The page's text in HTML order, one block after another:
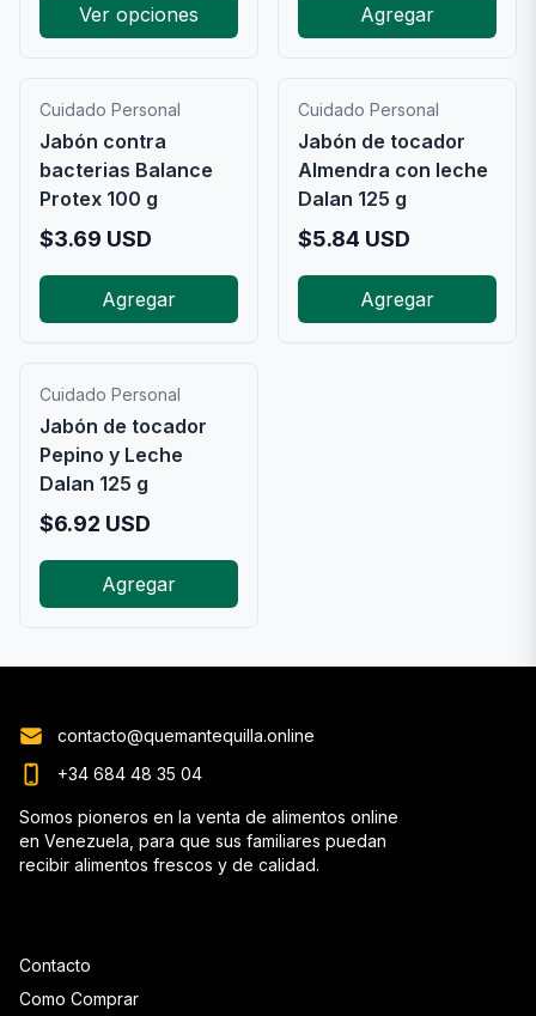
Ver opciones Agregar
Cuidado Personal
Jabón contra
bacterias Balance
Protex 100 g
$3.69 USD
Agregar
Cuidado Personal
Jabón de tocador
Almendra con leche
Dalan 125 g
$5.84 USD
Agregar
Cuidado Personal
Jabón de tocador
Pepino y Leche
Dalan 125 g
$6.92 USD
Agregar
Contacto
Como Comprar
contacto@quemantequilla.online
+34 684 48 35 04
Somos pioneros en la venta de alimentos online
en Venezuela, para que sus familiares puedan
recibir alimentos frescos y de calidad.